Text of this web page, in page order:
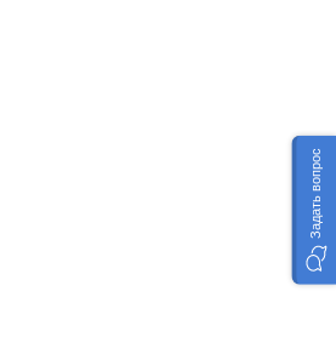
Задать вопрос